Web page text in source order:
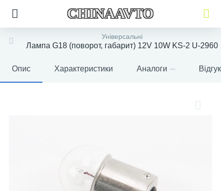
CHINAAVTO
Універсальні
Лампа G18 (поворот, габарит) 12V 10W KS-2 U-2960
Опис Характеристики Аналоги